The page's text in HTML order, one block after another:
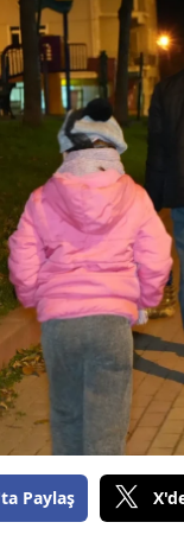
Aydın
Balıkesir
Bilecik
Bingöl
Bitlis
Bolu
Burdur
Bursa
Çanakkale
Çankırı
Çorum
Paylaş